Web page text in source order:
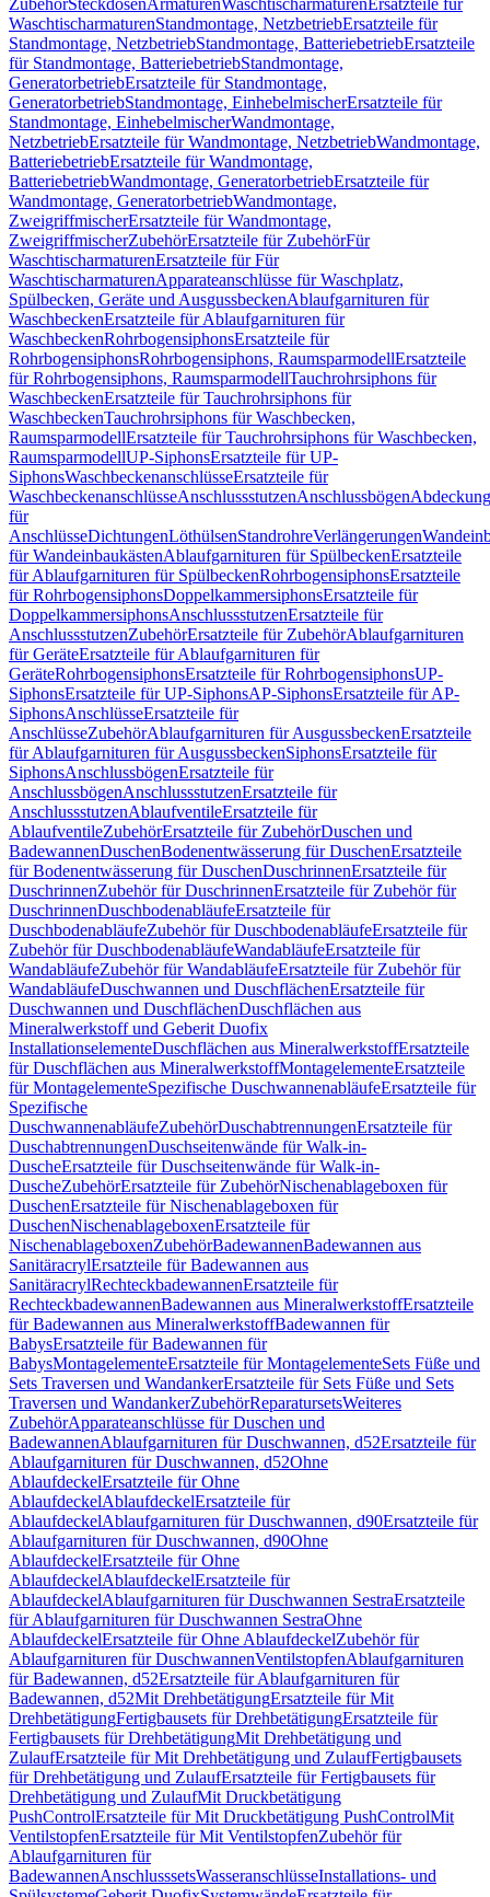
ZubehörSteckdosenArmaturenWaschtischarmaturen Ersatzteile für
WaschtischarmaturenStandmontage, NetzbetriebErsatzteile für
Standmontage, NetzbetriebStandmontage, BatteriebetriebErsatzteile
für Standmontage, BatteriebetriebStandmontage,
GeneratorbetriebErsatzteile für Standmontage,
GeneratorbetriebStandmontage, EinhebelmischerErsatzteile für
Standmontage, EinhebelmischerWandmontage,
NetzbetriebErsatzteile für Wandmontage, NetzbetriebWandmontage,
BatteriebetriebErsatzteile für Wandmontage,
BatteriebetriebWandmontage, GeneratorbetriebErsatzteile für
Wandmontage, GeneratorbetriebWandmontage,
ZweigriffmischerErsatzteile für Wandmontage,
ZweigriffmischerZubehörErsatzteile für ZubehörFür
WaschtischarmaturenErsatzteile für Für
WaschtischarmaturenApparateanschlüsse für Waschplatz,
Spülbecken, Geräte und AusgussbeckenAblaufgarnituren für
WaschbeckenErsatzteile für Ablaufgarnituren für
WaschbeckenRohrbogensiphonsErsatzteile für
RohrbogensiphonsRohrbogensiphons, RaumsparmodellErsatzteile
für Rohrbogensiphons, RaumsparmodellTauchrohrsiphons für
WaschbeckenErsatzteile für Tauchrohrsiphons für
WaschbeckenTauchrohrsiphons für Waschbecken,
RaumsparmodellErsatzteile für Tauchrohrsiphons für Waschbecken,
RaumsparmodellUP-SiphonsErsatzteile für UP-
SiphonsWaschbeckenanschlüsseErsatzteile für
WaschbeckenanschlüsseAnschlussstutzenAnschlussbögen
für
AnschlüsseDichtungenLöthülsenStandrohreVerlängerungen
für WandeinbaukästenAblaufgarnituren für SpülbeckenErsatzteile
für Ablaufgarnituren für SpülbeckenRohrbogensiphonsErsatzteile
für RohrbogensiphonsDoppelkammersiphonsErsatzteile für
DoppelkammersiphonsAnschlussstutzenErsatzteile für
AnschlussstutzenZubehörErsatzteile für ZubehörAblaufgarnituren
für GeräteErsatzteile für Ablaufgarnituren für
GeräteRohrbogensiphonsErsatzteile für RohrbogensiphonsUP-
SiphonsErsatzteile für UP-SiphonsAP-SiphonsErsatzteile für AP-
SiphonsAnschlüsseErsatzteile für
AnschlüsseZubehörAblaufgarnituren für AusgussbeckenErsatzteile
für Ablaufgarnituren für AusgussbeckenSiphonsErsatzteile für
SiphonsAnschlussbögenErsatzteile für
AnschlussbögenAnschlussstutzenErsatzteile für
AnschlussstutzenAblaufventileErsatzteile für
AblaufventileZubehörErsatzteile für ZubehörDuschen und
BadewannenDuschenBodenentwässerung für DuschenErsatzteile
für Bodenentwässerung für DuschenDuschrinnenErsatzteile für
DuschrinnenZubehör für DuschrinnenErsatzteile für Zubehör für
DuschrinnenDuschbodenabläufeErsatzteile für
DuschbodenabläufeZubehör für DuschbodenabläufeErsatzteile für
Zubehör für DuschbodenabläufeWandabläufeErsatzteile für
WandabläufeZubehör für WandabläufeErsatzteile für Zubehör für
WandabläufeDuschwannen und DuschflächenErsatzteile für
Duschwannen und DuschflächenDuschflächen aus
Mineralwerkstoff und Geberit Duofix
InstallationselementeDuschflächen aus MineralwerkstoffErsatzteile
für Duschflächen aus MineralwerkstoffMontagelementeErsatzteile
für MontagelementeSpezifische DuschwannenabläufeErsatzteile für
Spezifische
DuschwannenabläufeZubehörDuschabtrennungenErsatzteile für
DuschabtrennungenDuschseitenwände für Walk-in-
DuscheErsatzteile für Duschseitenwände für Walk-in-
DuscheZubehörErsatzteile für ZubehörNischenablageboxen für
DuschenErsatzteile für Nischenablageboxen für
DuschenNischenablageboxenErsatzteile für
NischenablageboxenZubehörBadewannenBadewannen aus
SanitäracrylErsatzteile für Badewannen aus
SanitäracrylRechteckbadewannenErsatzteile für
RechteckbadewannenBadewannen aus MineralwerkstoffErsatzteile
für Badewannen aus MineralwerkstoffBadewannen für
BabysErsatzteile für Badewannen für
BabysMontagelementeErsatzteile für MontagelementeSets Füße und
Sets Traversen und WandankerErsatzteile für Sets Füße und Sets
Traversen und WandankerZubehörReparatursetsWeiteres
ZubehörApparateanschlüsse für Duschen und
BadewannenAblaufgarnituren für Duschwannen, d52Ersatzteile für
Ablaufgarnituren für Duschwannen, d52Ohne
AblaufdeckelErsatzteile für Ohne
AblaufdeckelAblaufdeckelErsatzteile für
AblaufdeckelAblaufgarnituren für Duschwannen, d90Ersatzteile für
Ablaufgarnituren für Duschwannen, d90Ohne
AblaufdeckelErsatzteile für Ohne
AblaufdeckelAblaufdeckelErsatzteile für
AblaufdeckelAblaufgarnituren für Duschwannen SestraErsatzteile
für Ablaufgarnituren für Duschwannen SestraOhne
AblaufdeckelErsatzteile für Ohne AblaufdeckelZubehör für
Ablaufgarnituren für DuschwannenVentilstopfenAblaufgarnituren
für Badewannen, d52Ersatzteile für Ablaufgarnituren für
Badewannen, d52Mit DrehbetätigungErsatzteile für Mit
DrehbetätigungFertigbausets für DrehbetätigungErsatzteile für
Fertigbausets für DrehbetätigungMit Drehbetätigung und
ZulaufErsatzteile für Mit Drehbetätigung und ZulaufFertigbausets
für Drehbetätigung und ZulaufErsatzteile für Fertigbausets für
Drehbetätigung und ZulaufMit Druckbetätigung
PushControlErsatzteile für Mit Druckbetätigung PushControlMit
VentilstopfenErsatzteile für Mit VentilstopfenZubehör für
Ablaufgarnituren für
BadewannenAnschlusssetsWasseranschlüsseInstallations- und